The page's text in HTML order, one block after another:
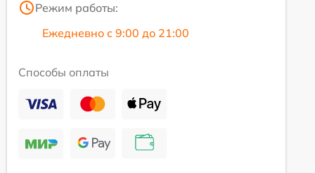
Режим работы:
Ежедневно с 9:00 до 21:00
Способы оплаты